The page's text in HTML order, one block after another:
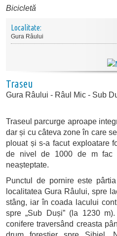
Bicicletă
Localitate:
Gura Râului
Traseu
Gura Râului - Râul Mic - Sub
Traseul parcurge aproape
dar și cu câteva zone în care
plouat și s-a facut exploatare
de nivel de 1000 de m fac
neașteptate.
Punctul de pornire este
localitatea Gura Râului, spre
stâng, iar în coada lacului
spre „Sub Duși” (la 1230
conifere traversând creasta